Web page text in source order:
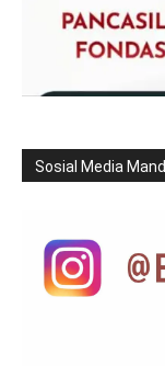
Sosial Media